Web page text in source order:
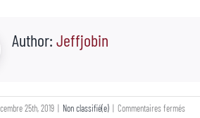
Author: Jeffjobin
25th, 2019 | Non classifié(e) | Commentaires ferméssur